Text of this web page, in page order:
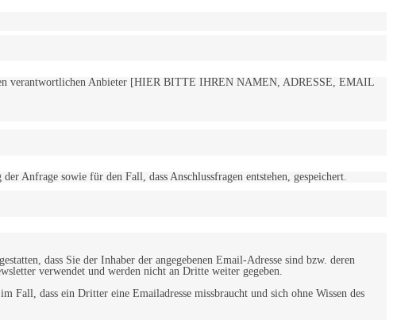
verantwortlichen Anbieter [HIER BITTE IHREN NAMEN, ADRESSE, EMAIL
Anfrage sowie für den Fall, dass Anschlussfragen entstehen, gespeichert.
dass Sie der Inhaber der angegebenen Email-Adresse sind bzw. deren
verwendet und werden nicht an Dritte weiter gegeben.
dass ein Dritter eine Emailadresse missbraucht und sich ohne Wissen des